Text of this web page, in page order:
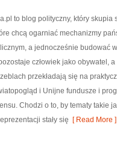
to blog polityczny, który skupia
chcą ogarniać mechanizmy
a jednocześnie budować
człowiek jako obywatel,
przekładają się na
i Unijne fundusze i
Chodzi o to, by tematy takie
stały się [ Read More ]